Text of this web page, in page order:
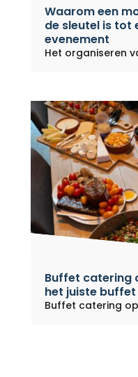
Waarom een
de sleutel is tot
evenement
Het organiseren
Buffet catering
het juiste buffet
Buffet catering